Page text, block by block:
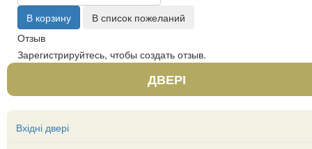
Отзыв
Зарегистрируйтесь, чтобы создать отзыв.
ДВЕРІ
Вхідні двері